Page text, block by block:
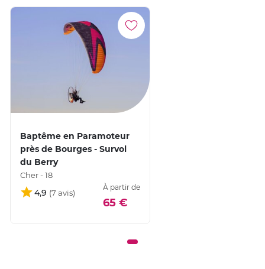
Baptême en Paramoteur
près de Bourges - Survol
du Berry
Cher - 18
4,9
À partir de
65 €